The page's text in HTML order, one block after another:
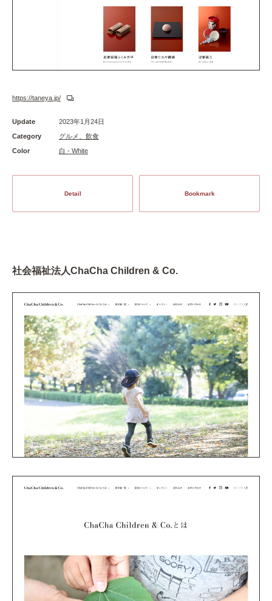
https://taneya.jp/
Update
2023年1月24日
Category
グルメ、飲食
Color
白 - White
Detail Bookmark
社会福祉法人ChaCha Children & Co.